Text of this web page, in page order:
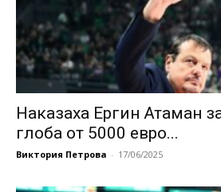
Наказаха Ергин Атаман
глоба от 5000 евро...
Виктория Петрова - 17/06/2025